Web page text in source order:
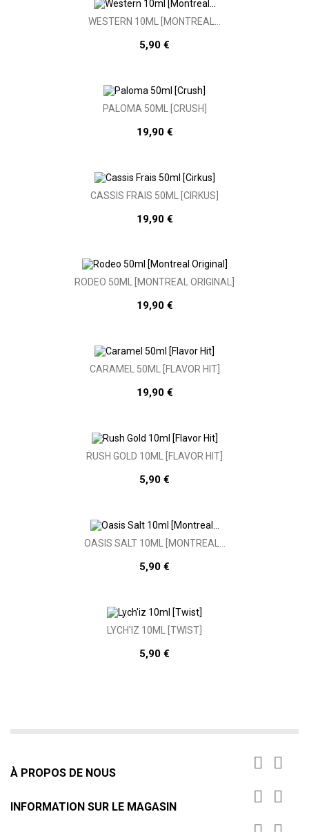
WESTERN 10ML [MONTREAL...
5,90 €
PALOMA 50ML [CRUSH]
19,90 €
CASSIS FRAIS 50ML [CIRKUS]
19,90 €
RODEO 50ML [MONTREAL ORIGINAL]
19,90 €
CARAMEL 50ML [FLAVOR HIT]
19,90 €
RUSH GOLD 10ML [FLAVOR HIT]
5,90 €
OASIS SALT 10ML [MONTREAL...
5,90 €
LYCH'IZ 10ML [TWIST]
5,90 €
À PROPOS DE NOUS
 
INFORMATION SUR LE MAGASIN

